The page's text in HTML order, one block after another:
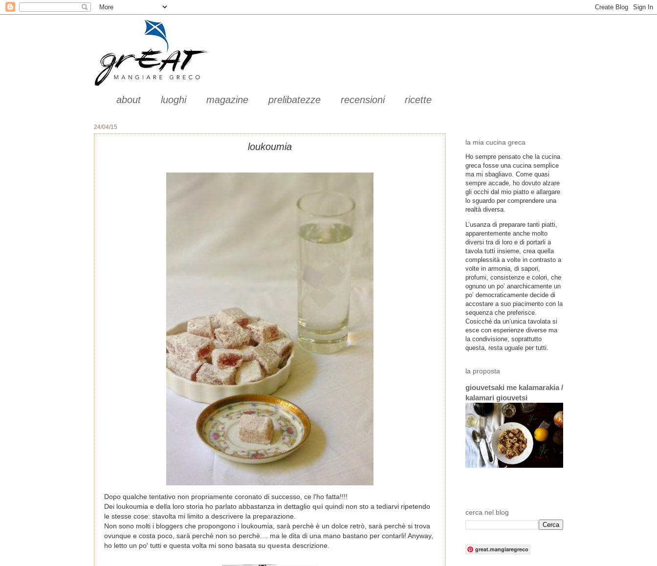
about luoghi magazine prelibatezze recensioni ricette
24/04/15
loukoumia
Dopo qualche tentativo non propriamente coronato di successo, ce l'ho fatta!!!!
Dei loukoumia e della loro storia ho parlato abbastanza in dettaglio qui quindi non sto a tediarvi ripetendo
le stesse cose: stavolta mi limito a descrivere la preparazione.
Non sono molti i bloggers che propongono i loukoumia, sarà perchè è un dolce retrò, sarà perchè si trova
ovunque e costa poco, sarà perchè non so perchè.... ma le dita di una mano bastano per contarli! Anyway,
ho letto un po' tutti e questa volta mi sono basata su questa descrizione.
la mia cucina greca
Ho sempre pensato che la cucina
greca fosse una cucina semplice
ma mi sbagliavo. Come quasi
sempre accade, ho dovuto alzare
gli occhi dal mio piatto e allargare
lo sguardo per comprendere una
realtà diversa.
L’usanza di preparare tanti piatti,
apparentemente anche molto
diversi tra di loro e di portarli a
tavola tutti insieme, crea quella
complessità a volte in contrasto a
volte in armonia, di sapori,
profumi, consistenze e colori, che
ognuno un po’ anarchicamente un
po’ democraticamente decide di
accostare a suo piacimento con la
sequenza che preferisce.
Cosicché da un’unica tavolata si
esce con esperienze diverse ma
la condivisione, soprattutto
questa, resta uguale per tutti.
la proposta
giouvetsaki me kalamarakia /
kalamari giouvetsi
cerca nel blog
great.mangiaregreco